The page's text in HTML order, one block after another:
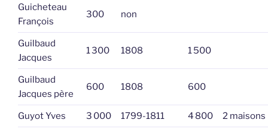
Guicheteau
François
300 non
Guilbaud
Jacques
1 300 1808 1 500
Guilbaud
Jacques père
600 1808 600
Guyot Yves 3 000 1799-1811 4 800 2 maisons